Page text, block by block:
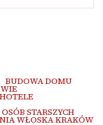
BUDOWA DOMU
HOTELE
STARSZYCH
WŁOSKA KRAKÓW